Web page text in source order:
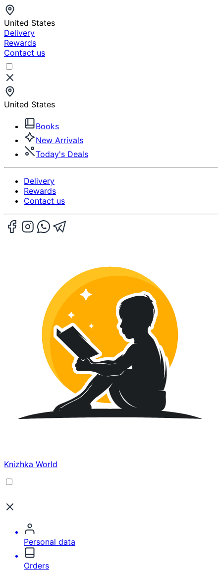
United States
Delivery
Rewards
Contact us
United States
Books
New Arrivals
Today's Deals
Delivery
Rewards
Contact us
Knizhka World
Personal data
Orders